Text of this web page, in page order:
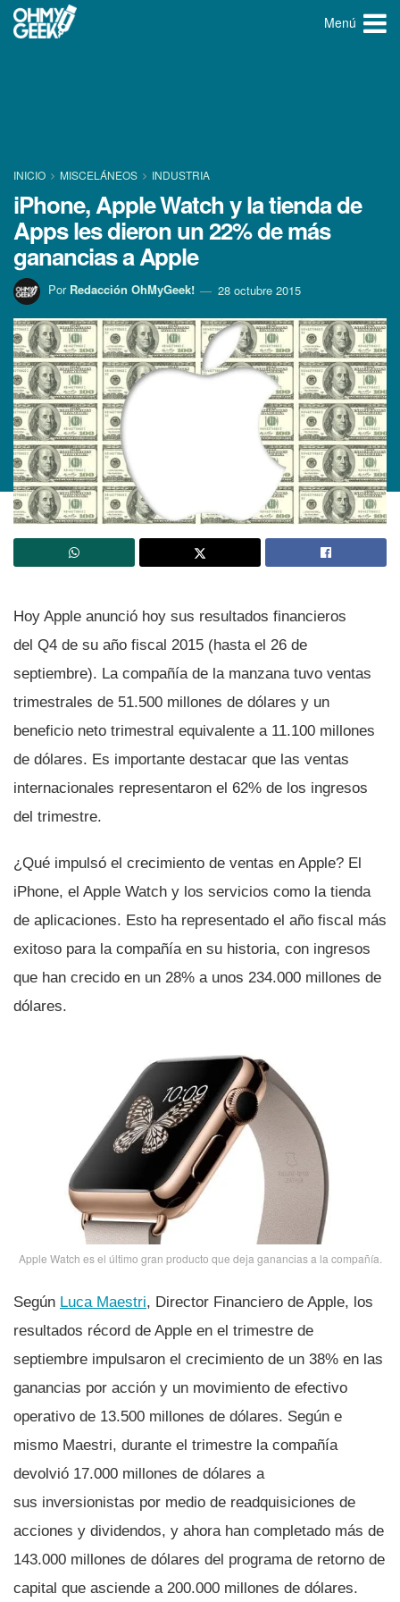
Menú
INICIO MISCELÁNEOS INDUSTRIA
iPhone, Apple Watch y la tienda de
Apps les dieron un 22% de más
ganancias a Apple
Por Redacción OhMyGeek! 28 octubre 2015
Hoy Apple anunció hoy sus resultados financieros
del Q4 de su año fiscal 2015 (hasta el 26 de
septiembre). La compañí­a de la manzana tuvo ventas
trimestrales de 51.500 millones de dólares y un
beneficio neto trimestral equivalente a 11.100 millones
de dólares. Es importante destacar que las ventas
internacionales representaron el 62% de los ingresos
del trimestre.
¿Qué impulsó el crecimiento de ventas en Apple? El
iPhone, el Apple Watch y los servicios como la tienda
de aplicaciones. Esto ha representado el año fiscal más
exitoso para la compañí­a en su historia, con ingresos
que han crecido en un 28% a unos 234.000 millones de
dólares.
Apple Watch es el último gran producto que deja ganancias a la compañí­a.
Según Luca Maestri, Director Financiero de Apple, los
resultados récord de Apple en el trimestre de
septiembre impulsaron el crecimiento de un 38% en las
ganancias por acción y un movimiento de efectivo
operativo de 13.500 millones de dólares. Según e
mismo Maestri, durante el trimestre la compañí­a
devolvió 17.000 millones de dólares a
sus inversionistas por medio de readquisiciones de
acciones y dividendos, y ahora han completado más de
143.000 millones de dólares del programa de retorno de
capital que asciende a 200.000 millones de dólares.